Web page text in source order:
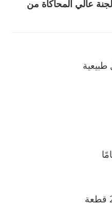
عالي المحاكاة من
طبيعية